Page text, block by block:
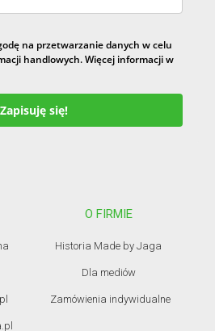
na przetwarzanie danych w celu
handlowych. Więcej informacji w
Zapisuję się!
O FIRMIE
Historia Made by Jaga
Dla mediów
Zamówienia indywidualne